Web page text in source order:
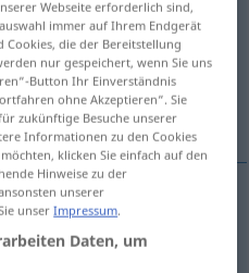
anklicken/antippen)
Webseite erforderlich sind,
immer auf Ihrem Endgerät
Cookies, die der Bereitstellung
nur gespeichert, wenn Sie uns
Button Ihr Einverständnis
ohne Akzeptieren“. Sie
zukünftige Besuche unserer
Informationen zu den Cookies
klicken Sie einfach auf den
Hinweise zu der
unserer
unserImpressum.
Daten, um